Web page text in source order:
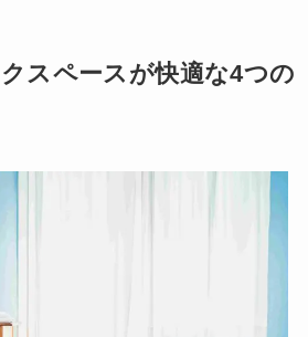
スペースが快適な4つの